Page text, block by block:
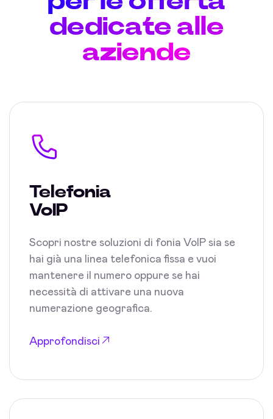
dedicate alle
aziende
Telefonia
VoIP
Scopri nostre soluzioni di fonia VoIP sia se
hai già una linea telefonica fissa e vuoi
mantenere il numero oppure se hai
necessità di attivare una nuova
numerazione geografica.
Approfondisci